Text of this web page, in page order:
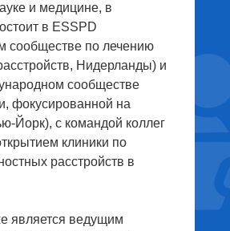
и медицине, в
в ESSPD
сообществе по лечению
Нидерланды) и
сообществе
фокусированной на
Йорк), с командой коллег
клиники по
расстройств в
является ведущим